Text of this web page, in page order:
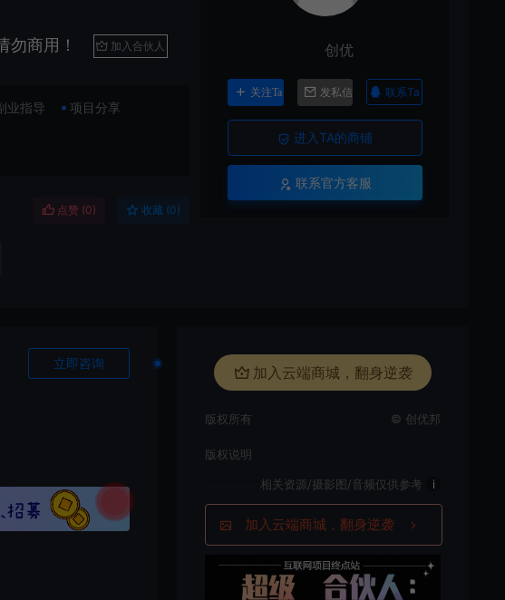
勿商用！ 加入合伙人
业指导 项目分享
点赞 (0) 收藏 (0)
创优
关注Ta 发私信 联系Ta
进入TA的商铺
联系官方客服
立即咨询
加入云端商城，翻身逆袭
版权所有 © 创优邦
版权说明
相关资源/摄影图/音频仅供参考 i
加入云端商城，翻身逆袭